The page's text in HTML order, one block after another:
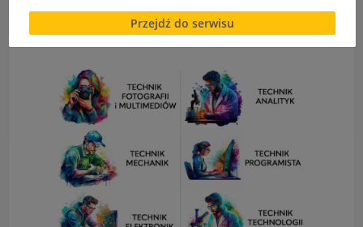
Brak zgody bądź ograniczenie funkcjonalności plików
cookies lub local storage, może utrudnić lub
uniemożliwić korzystanie z Serwisu.
Informacje dotyczące polityki prywatności oraz
przetwarzania danych osobowych dostępne są cały
czas w sekcji
"Nasza szkoła" > "Bezpieczeństwo"
Przejdź do serwisu